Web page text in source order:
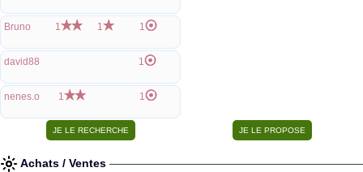
Bruno 1 1 1
david88 1
nenes.o 1 1
Achats / Ventes